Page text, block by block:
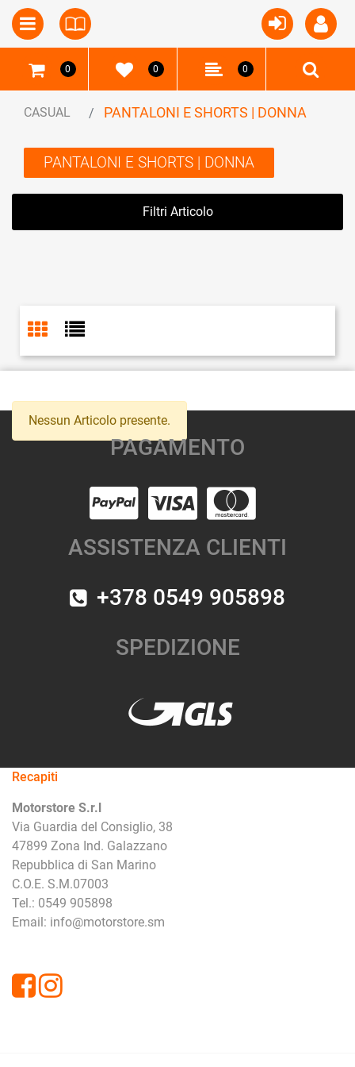
Open Open menu
0 0 0
CASUAL PANTALONI E SHORTS | DONNA
PANTALONI E SHORTS | DONNA
Filtri Articolo
Nessun Articolo presente.
PAGAMENTO
ASSISTENZA CLIENTI
+378 0549 905898
SPEDIZIONE
Recapiti
Motorstore S.r.l
Via Guardia del Consiglio, 38
47899 Zona Ind. Galazzano
Repubblica di San Marino
C.O.E. S.M.07003
Tel.: 0549 905898
Email: info@motorstore.sm
FacebookInstagram